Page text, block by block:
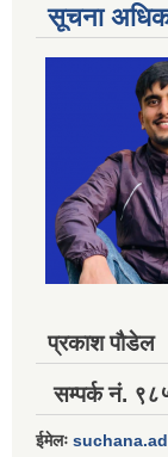
सूचना
प्रकाश पौडेल
सम्पर्क नं.
ईमेलः